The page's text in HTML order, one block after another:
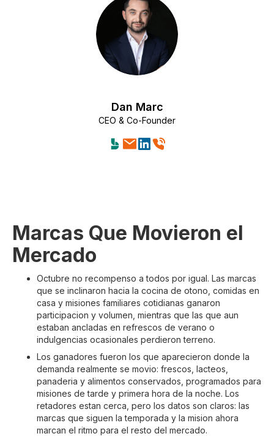
Dan Marc
CEO & Co-Founder
Marcas Que Movieron el
Mercado
Octubre no recompenso a todos por igual. Las marcas
que se inclinaron hacia la cocina de otono, comidas en
casa y misiones familiares cotidianas ganaron
participacion y volumen, mientras que las que aun
estaban ancladas en refrescos de verano o
indulgencias ocasionales perdieron terreno.
Los ganadores fueron los que aparecieron donde la
demanda realmente se movio: frescos, lacteos,
panaderia y alimentos conservados, programados para
misiones de tarde y primera hora de la noche. Los
retadores estan cerca, pero los datos son claros: las
marcas que siguen la temporada y la mision ahora
marcan el ritmo para el resto del mercado.